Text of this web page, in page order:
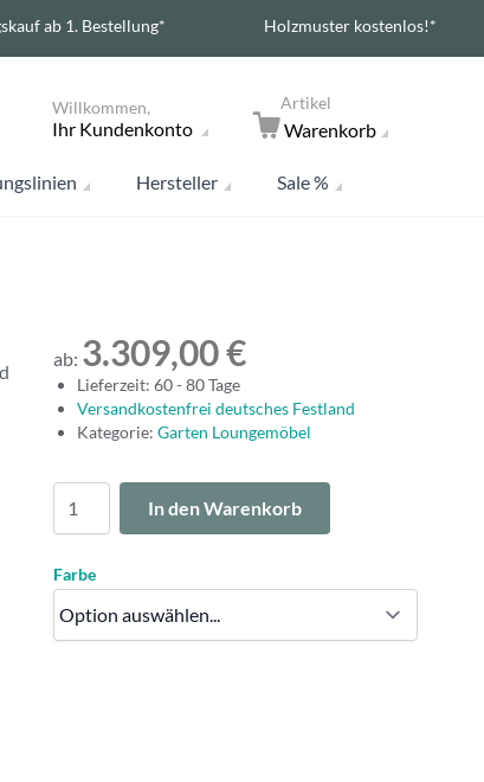
ab 1. Bestellung* Holzmuster kostenlos!*
Willkommen,
Ihr Kundenkonto
Artikel
Warenkorb
Hersteller Sale %
ab: 3.309,00 €
Lieferzeit: 60 - 80 Tage
Versandkostenfrei deutsches Festland
Kategorie: Garten Loungemöbel
In den Warenkorb
Farbe